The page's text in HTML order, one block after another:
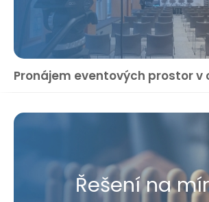
Pronájem eventových prostor v
Řešení na